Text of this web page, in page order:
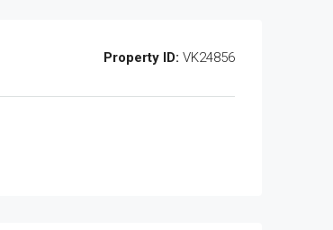
Property ID: VK24856